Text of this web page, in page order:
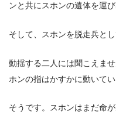
ンと共にスホンの遺体を運
そして、スホンを脱走兵と
動揺する二人には聞こえま
ホンの指はかすかに動いてい
そうです。スホンはまだ命